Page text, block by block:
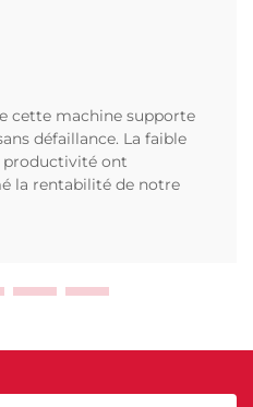
cette machine supporte
défaillance. La faible
productivité ont
la rentabilité de notre